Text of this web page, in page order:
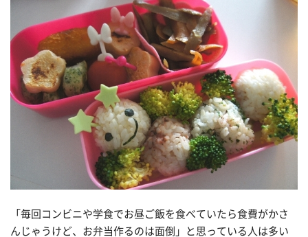
「毎回コンビニや学食でお昼ご飯を食べていたら食費がかさ
んじゃうけど、お弁当作るのは面倒」と思っている人は多い